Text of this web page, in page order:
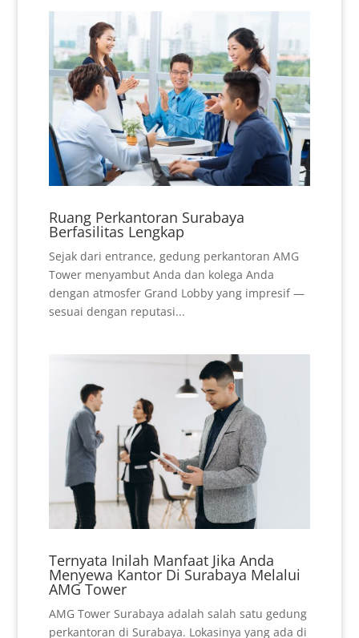
Ruang Perkantoran Surabaya
Berfasilitas Lengkap
Sejak dari entrance, gedung perkantoran AMG
Tower menyambut Anda dan kolega Anda
dengan atmosfer Grand Lobby yang impresif —
sesuai dengan reputasi...
Ternyata Inilah Manfaat Jika Anda
Menyewa Kantor Di Surabaya Melalui
AMG Tower
AMG Tower Surabaya adalah salah satu gedung
perkantoran di Surabaya. Lokasinya yang ada di